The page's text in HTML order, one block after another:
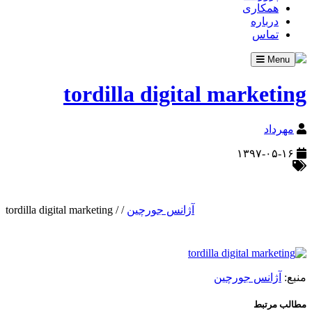
همکاری
درباره
تماس
Toggle
navigation
Menu
tordilla digital marketing
مهرداد
آژانس جورچین /
/
tordilla digital marketing
منبع: آژانس جورچین
مطالب مرتبط